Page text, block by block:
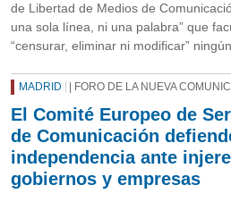
de Libertad de Medios de
una sola línea, ni una palabra” que
“censurar, eliminar ni modificar”
MADRID | FORO DE LA NUEVA
El Comité Europeo de
de Comunicación
independencia ante
gobiernos y empresas